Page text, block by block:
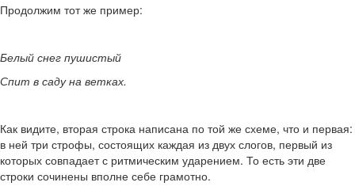
Продолжим тот же пример:
Белый снег пушистый
Спит в саду на ветках.
Как видите, вторая строка написана по той же схеме, что и первая:
в ней три строфы, состоящих каждая из двух слогов, первый из
которых совпадает с ритмическим ударением. То есть эти две
строки сочинены вполне себе грамотно.